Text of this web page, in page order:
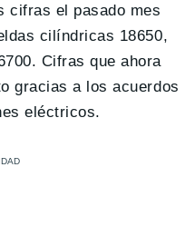
cifras el pasado mes
cilíndricas 18650,
Cifras que ahora
gracias a los acuerdos
eléctricos.